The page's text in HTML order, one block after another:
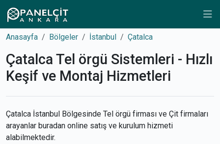
Anasayfa Bölgeler İstanbul Çatalca
Çatalca Tel örgü Sistemleri - Hızlı
Keşif ve Montaj Hizmetleri
Çatalca İstanbul Bölgesinde Tel örgü firması ve Çit firmaları
arayanlar buradan online satış ve kurulum hizmeti
alabilmektedir.